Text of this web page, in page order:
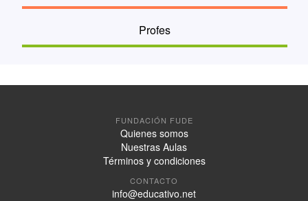
Profes
FUNDACIÓN FUDE
Quienes somos
Nuestras Aulas
Términos y condiciones
CONTACTO
info@educativo.net